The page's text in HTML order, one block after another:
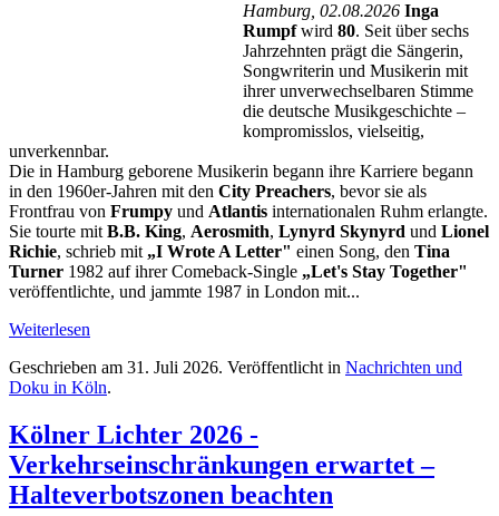
Hamburg, 02.08.2026 Inga
Rumpfwird 80. Seit über sechs
Jahrzehnten prägt die Sängerin,
Songwriterin und Musikerin mit
ihrer unverwechselbaren Stimme
die deutsche Musikgeschichte –
kompromisslos, vielseitig,
unverkennbar.
Die in Hamburg geborene Musikerin begann ihre Karriere begann
in den 1960er-Jahren mit den City Preachers, bevor sie als
Frontfrau von Frumpy und Atlantis internationalen Ruhm erlangte.
Sie tourte mitB.B. King, Aerosmith, Lynyrd Skynyrd und Lionel
Richie, schrieb mit „I Wrote A Letter" einen Song, den Tina
Turner 1982 auf ihrer Comeback-Single „Let's Stay Together"
veröffentlichte, und jammte 1987 in London mit...
Weiterlesen
Geschrieben am 31. Juli 2026. Veröffentlicht in Nachrichten und
Doku in Köln.
Kölner Lichter 2026 -
Verkehrseinschränkungen erwartet –
Halteverbotszonen beachten